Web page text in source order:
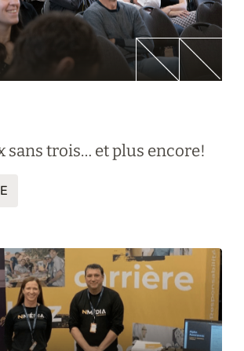
sans trois… et plus encore!